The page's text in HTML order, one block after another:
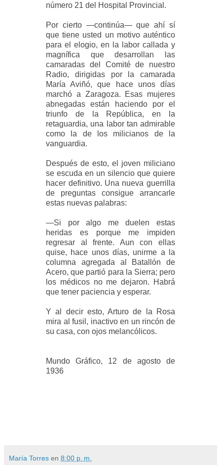
número 21 del Hospital Provincial.
Por cierto —continúa— que ahí sí
que tiene usted un motivo auténtico
para el elogio, en la labor callada y
magnífica que desarrollan las
camaradas del Comité de nuestro
Radio, dirigidas por la camarada
María Aviñó, que hace unos días
marchó a Zaragoza. Esas mujeres
abnegadas están haciendo por el
triunfo de la República, en la
retaguardia, una labor tan admirable
como la de los milicianos de la
vanguardia.
Después de esto, el joven miliciano
se escuda en un silencio que quiere
hacer definitivo. Una nueva guerrilla
de preguntas consigue arrancarle
estas nuevas palabras:
—Si por algo me duelen estas
heridas es porque me impiden
regresar al frente. Aun con ellas
quise, hace unos días, unirme a la
columna agregada al Batallón de
Acero, que partió para la Sierra; pero
los médicos no me dejaron. Habrá
que tener paciencia y esperar.
Y al decir esto, Arturo de la Rosa
mira al fusil, inactivo en un rincón de
su casa, con ojos melancólicos.
Mundo Gráfico, 12 de agosto de
1936
María Torres en 8:00 p. m.